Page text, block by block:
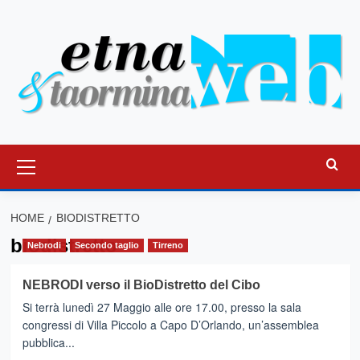
principale
HOME BIODISTRETTO
biodistretto
Nebrodi Secondo taglio Tirreno
NEBRODI verso il BioDistretto del Cibo
Si terrà lunedì 27 Maggio alle ore 17.00, presso la sala
congressi di Villa Piccolo a Capo D’Orlando, un’assemblea
pubblica...